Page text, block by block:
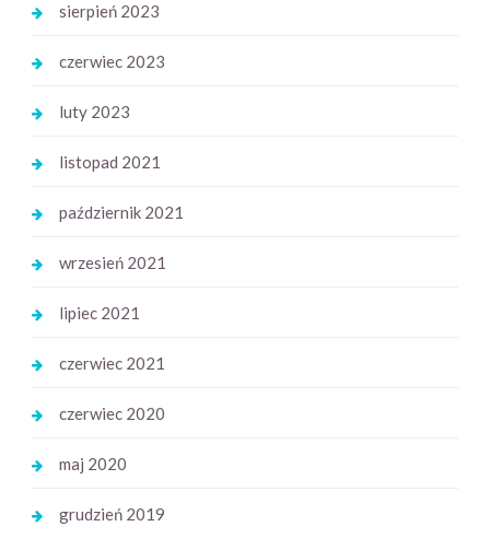
sierpień 2023
czerwiec 2023
luty 2023
listopad 2021
październik 2021
wrzesień 2021
lipiec 2021
czerwiec 2021
czerwiec 2020
maj 2020
grudzień 2019